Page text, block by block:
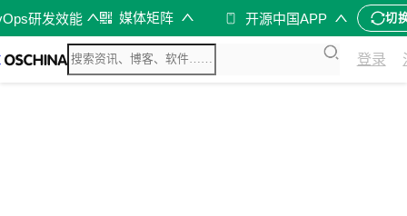
研发效能 媒体矩阵 开源中国APP 切
登录